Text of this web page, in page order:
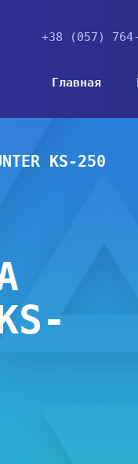
+38 (057)
Главная
KS-250